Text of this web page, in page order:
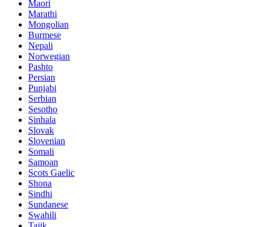
Maori
Marathi
Mongolian
Burmese
Nepali
Norwegian
Pashto
Persian
Punjabi
Serbian
Sesotho
Sinhala
Slovak
Slovenian
Somali
Samoan
Scots Gaelic
Shona
Sindhi
Sundanese
Swahili